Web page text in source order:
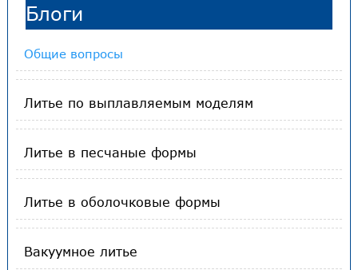
Блоги
Общие вопросы
Литье по выплавляемым моделям
Литье в песчаные формы
Литье в оболочковые формы
Вакуумное литье